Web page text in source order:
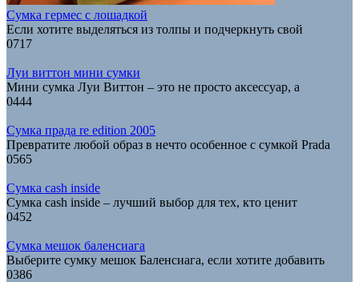
Сумка гермес с лошадкой
Если хотите выделяться из толпы и подчеркнуть свой
0717
Луи виттон мини сумки
Мини сумка Луи Виттон – это не просто аксессуар, а
0444
Сумка прада re edition 2005
Превратите любой образ в нечто особенное с сумкой Prada
0565
Сумка cash inside
Сумка cash inside – лучший выбор для тех, кто ценит
0452
Сумка мешок баленсиага
Выберите сумку мешок Баленсиага, если хотите добавить
0386